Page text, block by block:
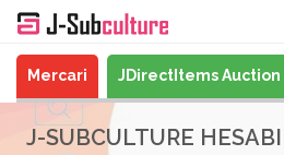
Mercari JDirectItems Auction
J-SUBCULTURE